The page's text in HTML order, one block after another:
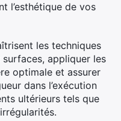
l’esthétique de vos
les techniques
appliquer les
optimale et assurer
dans l’exécution
ultérieurs tels que